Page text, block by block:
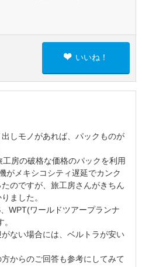
いいね！
しモノがあれば、パックものが
房の破格な価格のパックを利用
がメキシコシティ遅延でカンク
のですが、旅工房さんがきちん
ました。
WPT(ワールドツアープランナ
ない場合には、ベルトラが安い
からのご回答も参考にしてみて